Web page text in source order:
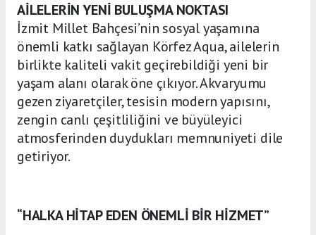
AİLELERİN YENİ BULUŞMA NOKTASI
İzmit Millet Bahçesi’nin sosyal yaşamına
önemli katkı sağlayan Körfez Aqua, ailelerin
birlikte kaliteli vakit geçirebildiği yeni bir
yaşam alanı olarak öne çıkıyor. Akvaryumu
gezen ziyaretçiler, tesisin modern yapısını,
zengin canlı çeşitliliğini ve büyüleyici
atmosferinden duydukları memnuniyeti dile
getiriyor.
“HALKA HİTAP EDEN ÖNEMLİ BİR HİZMET”